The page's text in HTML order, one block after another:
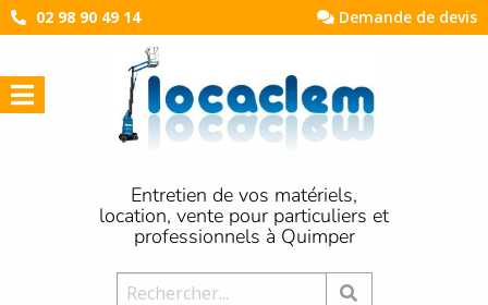
02 98 90 49 14 Demande de devis
Entretien de vos matériels,
location, vente pour particuliers et
professionnels à Quimper